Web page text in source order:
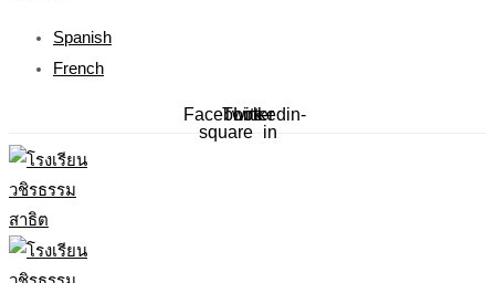
Spanish
French
Facebook-
square
Twitter
Linkedin-
in